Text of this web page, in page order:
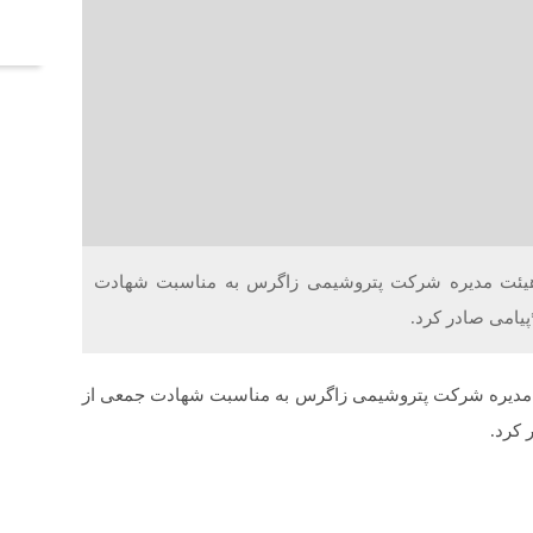
هیئت مدیره شرکت پتروشیمی زاگرس به مناسبت شهادت
صادر کرد.
مدیره شرکت پتروشیمی زاگرس به مناسبت شهادت جمعی از
کرد.